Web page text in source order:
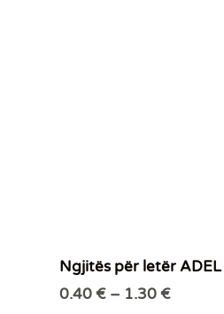
Ngjitës për letër ADEL
0.40€ – 1.30€